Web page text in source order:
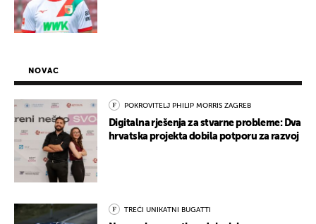
NOVAC
POKROVITELJ PHILIP MORRIS ZAGREB
Digitalna rješenja za stvarne probleme: Dva
hrvatska projekta dobila potporu za razvoj
TREĆI UNIKATNI BUGATTI